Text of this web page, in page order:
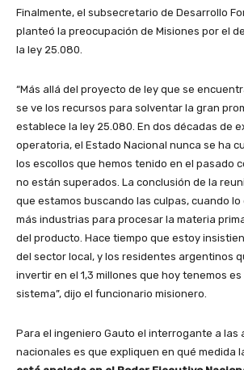
Finalmente, el subsecretario de Desarrollo
planteó la preocupación de Misiones por el
la ley 25.080.
“Más allá del proyecto de ley que se
se ve los recursos para solventar la gran
establece la ley 25.080. En dos décadas de
operatoria, el Estado Nacional nunca se ha
los escollos que hemos tenido en el pasado
no están superados. La conclusión de la
que estamos buscando las culpas, cuando
más industrias para procesar la materia
del producto. Hace tiempo que estoy
del sector local, y los residentes argentinos
invertir en el 1,3 millones que hoy tenemos
sistema”, dijo el funcionario misionero.
Para el ingeniero Gauto el interrogante a las
nacionales es que expliquen en qué medida